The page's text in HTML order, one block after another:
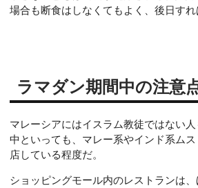
場合も断食はしなくてもよく、後日すれ
ラマダン期間中の注意
マレーシアにはイスラム教徒ではない
中といっても、マレー系やインド系ム
店している程度だ。
ショッピングモール内のレストランは